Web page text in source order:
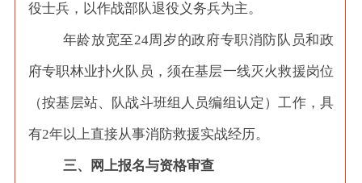
役士兵，以作战部队退役义务兵为主。
年龄放宽至24周岁的政府专职消防队员和政
府专职林业扑火队员，须在基层一线灭火救援岗位
（按基层站、队战斗班组人员编组认定）工作，具
有2年以上直接从事消防救援实战经历。
三、网上报名与资格审查